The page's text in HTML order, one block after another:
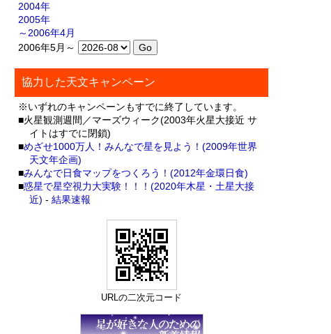
2004年
2005年
～2006年4月
2006年5月～
協力した天文キャンペーン
※いずれのキャンペーンもすでに終了しています。
■火星観測週間／マーズウィーク(2003年火星大接近 サ
イトはすでに閉鎖)
■めざせ1000万人！みんなで星を見よう！(2009年世界
天文年企画)
■みんなで日食マップをつくろう！(2012年金環日食)
■惑星で星空視力大実験！！！(2020年木星・土星大接
近) -結果速報
URLの二次元コード